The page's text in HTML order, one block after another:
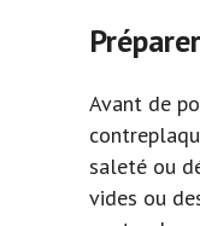
Avant de
saleté ou
vides ou